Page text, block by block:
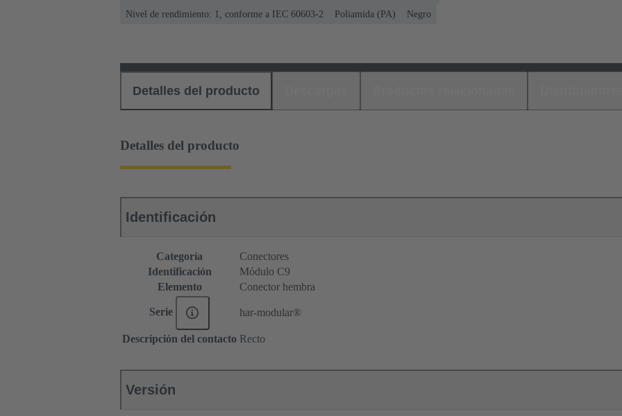
Nivel de rendimiento: 1, conforme a IEC 60603-2
Poliamida (PA) Negro
Detalles del producto
Detalles del producto
Identificación
Categoría
Conectores
Identificación
Módulo C9
Elemento
Conector hembra
Serie har-modular®
Descripción del contacto Recto
Versión